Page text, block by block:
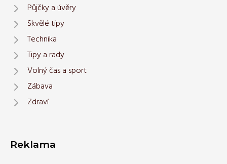
Půjčky a úvěry
Skvělé tipy
Technika
Tipy a rady
Volný čas a sport
Zábava
Zdraví
Reklama